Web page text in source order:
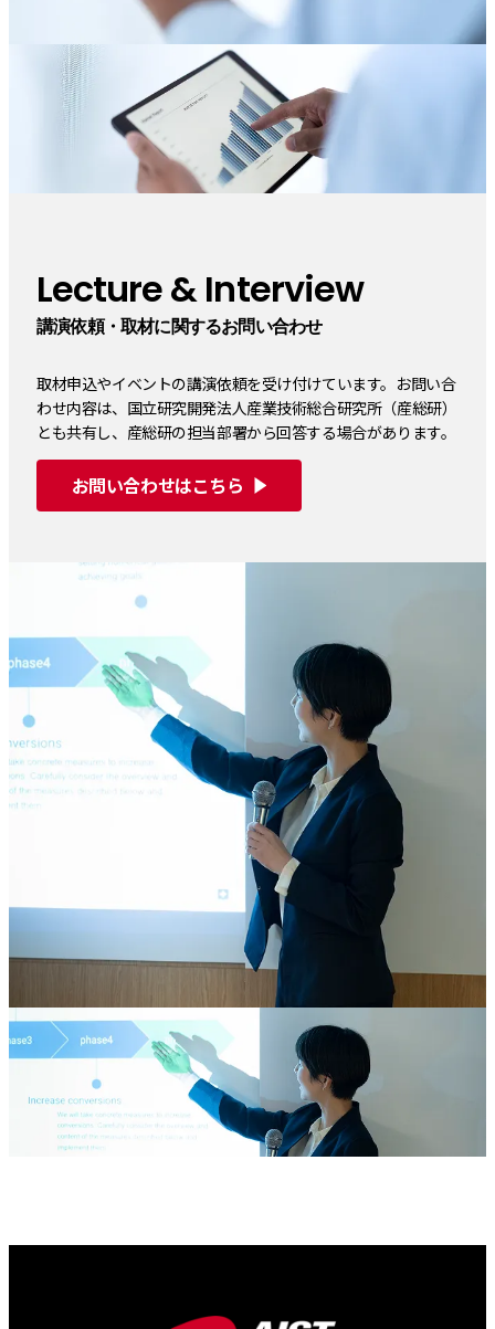
Lecture & Interview
講演依頼・取材に関するお問い合わせ
取材申込やイベントの講演依頼を受け付けています。お問い合
わせ内容は、国立研究開発法人産業技術総合研究所（産総研）
とも共有し、産総研の担当部署から回答する場合があります。
お問い合わせはこちら